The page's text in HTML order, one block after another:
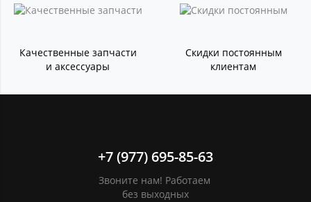
Качественные запчасти
и аксессуары
Скидки постоянным
клиентам
+7 (977) 695-85-63
Звоните нам! Работаем
без выходных